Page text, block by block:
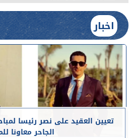
اخبار
تعيين العقيد على نصر رئيسا
الجاحر معاونا